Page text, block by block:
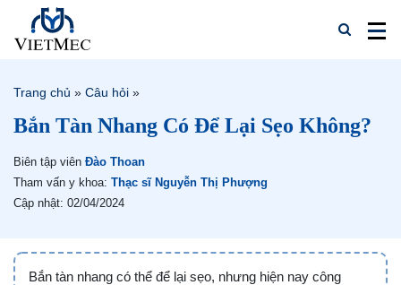
Trang chủ » Câu hỏi »
Bắn Tàn Nhang Có Để Lại Sẹo Không?
Biên tập viên Đào Thoan
Tham vấn y khoa: Thạc sĩ Nguyễn Thị Phượng
Cập nhật: 02/04/2024
Bắn tàn nhang có thể để lại sẹo, nhưng hiện nay công